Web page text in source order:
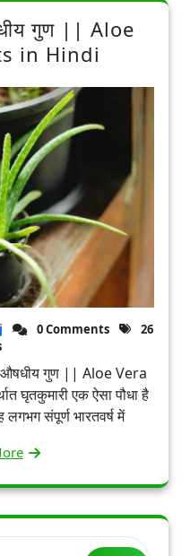
गुण || Aloe
in Hindi
0 Comments
26
औषधीय गुण || Aloe Vera
घृतकुमारी एक ऐसा पौधा है
संपूर्ण भारतवर्ष में